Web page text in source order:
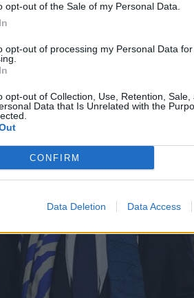
opt-out of the Sale of my Personal Data.
opt-out of processing my Personal Data for
opt-out of Collection, Use, Retention, Sale,
Data that Is Unrelated with the
CONFIRM
Data Deletion Data Access